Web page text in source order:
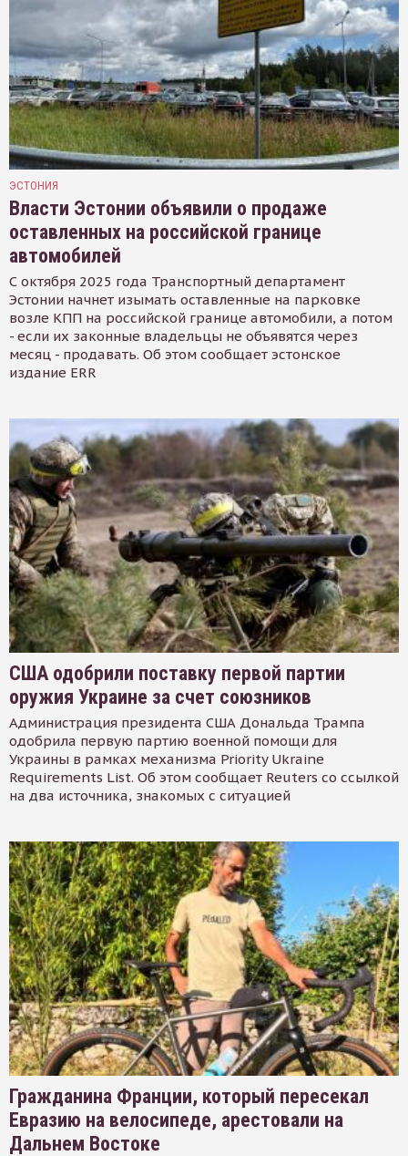
ЭСТОНИЯ
Власти Эстонии объявили о продаже
оставленных на российской границе
автомобилей
С октября 2025 года Транспортный департамент
Эстонии начнет изымать оставленные на парковке
возле КПП на российской границе автомобили, а потом
- если их законные владельцы не объявятся через
месяц - продавать. Об этом сообщает эстонское
издание ERR
США одобрили поставку первой партии
оружия Украине за счет союзников
Администрация президента США Дональда Трампа
одобрила первую партию военной помощи для
Украины в рамках механизма Priority Ukraine
Requirements List. Об этом сообщает Reuters со ссылкой
на два источника, знакомых с ситуацией
Гражданина Франции, который пересекал
Евразию на велосипеде, арестовали на
Дальнем Востоке